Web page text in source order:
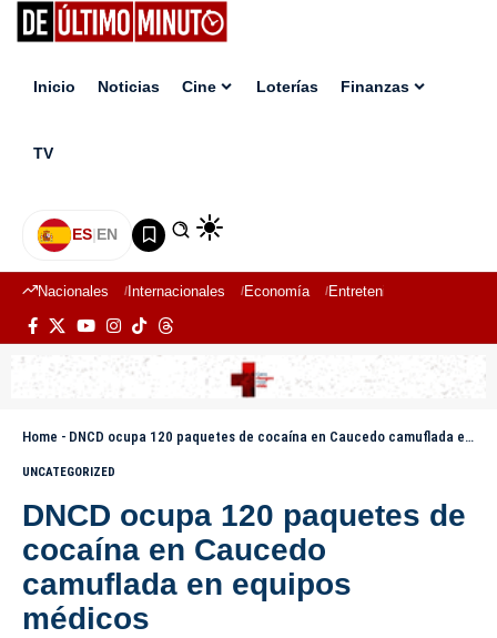
Inicio Noticias Cine Loterías Finanzas
TV
ES|EN
Nacionales Internacionales Economía Entretenimiento
Home - DNCD ocupa 120 paquetes de cocaína en Caucedo camuflada en equipos médicos
UNCATEGORIZED
DNCD ocupa 120 paquetes de
cocaína en Caucedo
camuflada en equipos
médicos